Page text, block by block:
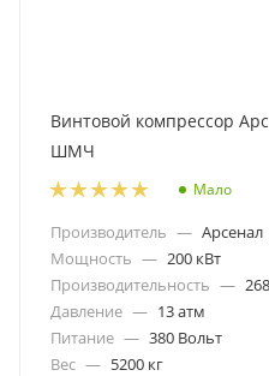
Винтовой компрессор
ШМЧ
Мало
Производитель — Арсенал
Мощность — 200 кВт
Производительность —
Давление — 13 атм
Питание — 380 Вольт
Вес — 5200 кг